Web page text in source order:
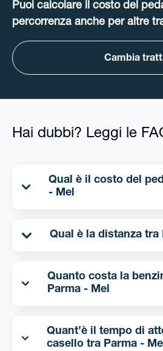
Puoi calcolare il costo del
percorrenza anche per altre
Cambia
Hai dubbi? Leggi le
Qual è il costo del
- Mel
Quanto costa la
Parma - Mel
Quant’è il tempo di
casello tra Parma -